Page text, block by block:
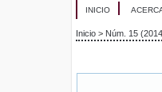
INICIO
Inicio > Núm. 15